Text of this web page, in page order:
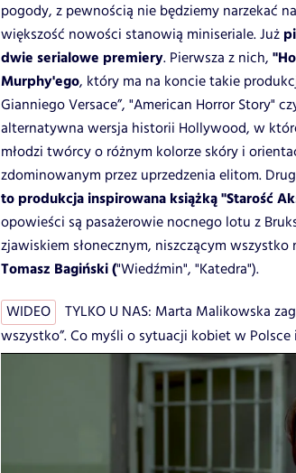
pogody, z pewnością nie będziemy narzekać
większość nowości stanowią miniseriale. Już
dwie serialowe premiery. Pierwsza z nich,
Murphy'ego, który ma na koncie takie
Gianniego Versace”, "American Horror Story"
alternatywna wersja historii Hollywood, w
młodzi twórcy o różnym kolorze skóry i
zdominowanym przez uprzedzenia elitom.
to produkcja inspirowana książką "Starość
opowieści są pasażerowie nocnego lotu z
zjawiskiem słonecznym, niszczącym
Tomasz Bagiński ("Wiedźmin", "Katedra").
WIDEO
TYLKO U NAS: Marta Malikowska
wszystko”. Co myśli o sytuacji kobiet w